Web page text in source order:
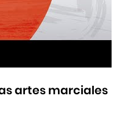
artes marciales